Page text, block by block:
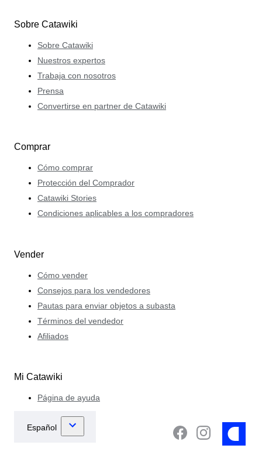
Sobre Catawiki
Sobre Catawiki
Nuestros expertos
Trabaja con nosotros
Prensa
Convertirse en partner de Catawiki
Comprar
Cómo comprar
Protección del Comprador
Catawiki Stories
Condiciones aplicables a los compradores
Vender
Cómo vender
Consejos para los vendedores
Pautas para enviar objetos a subasta
Términos del vendedor
Afiliados
Mi Catawiki
Página de ayuda